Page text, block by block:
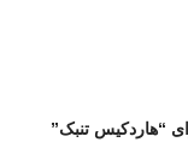
“هاردکیس تنبک”